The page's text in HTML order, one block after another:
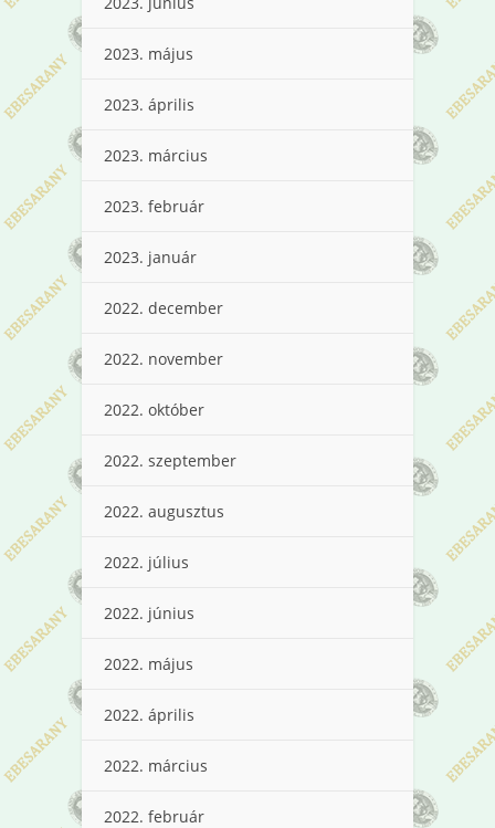
2023. május
2023. április
2023. március
2023. február
2023. január
2022. december
2022. november
2022. október
2022. szeptember
2022. augusztus
2022. július
2022. június
2022. május
2022. április
2022. március
2022. február